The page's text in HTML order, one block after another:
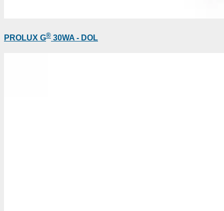
PROLUX G® 30WA - DOL